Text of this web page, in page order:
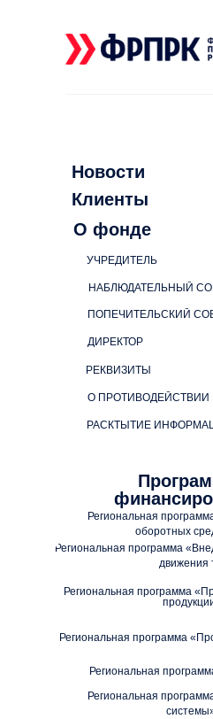
Новости
НАБЛЮДАТЕЛЬНЫЙ
РЕКВИЗИТЫ
О ПРОТИВОДЕЙСТВИИ
Региональная программа
движения
Региональная программа
О фонде
ДИРЕКТОР
РАСКТЫТИЕ
ПОПЕЧИТЕЛЬСКИЙ
УЧРЕДИТЕЛЬ
Клиенты
Региональная
оборотных
Региональная программа
Региональная
Региональная